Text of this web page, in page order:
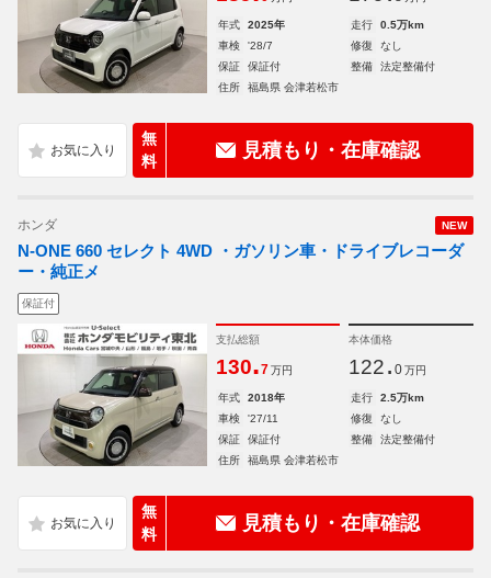
年式 2025年 走行
0.5万km
車検
'28/7 修復
なし
保証
保証付 整備
法定整備付
住所
福島県 会津若松市
無
料
見積もり・在庫確認
NEW
ホンダ
N-ONE 660 セレクト 4WD ・ガソリン車・ドライブレコーダ
ー・純正メ
保証付
支払総額
130.7 万円
本体価格
122. 0 万円
年式 2018年 走行
2.5万km
車検
'27/11 修復
なし
保証
保証付 整備
法定整備付
住所
福島県 会津若松市
無
料
見積もり・在庫確認